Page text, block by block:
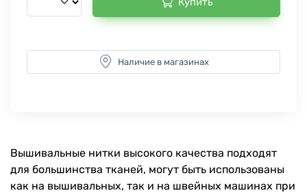
Наличие в магазинах
Вышивальные нитки высокого качества подходят
для большинства тканей, могут быть использованы
как на вышивальных, так и на швейных машинах при